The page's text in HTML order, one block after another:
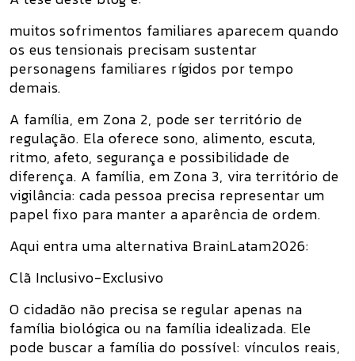
muitos sofrimentos familiares aparecem quando
os eus tensionais precisam sustentar
personagens familiares rígidos por tempo
demais.
A família, em Zona 2, pode ser território de
regulação. Ela oferece sono, alimento, escuta,
ritmo, afeto, segurança e possibilidade de
diferença. A família, em Zona 3, vira território de
vigilância: cada pessoa precisa representar um
papel fixo para manter a aparência de ordem.
Aqui entra uma alternativa BrainLatam2026:
Clã Inclusivo-Exclusivo
O cidadão não precisa se regular apenas na
família biológica ou na família idealizada. Ele
pode buscar a família do possível: vínculos reais,